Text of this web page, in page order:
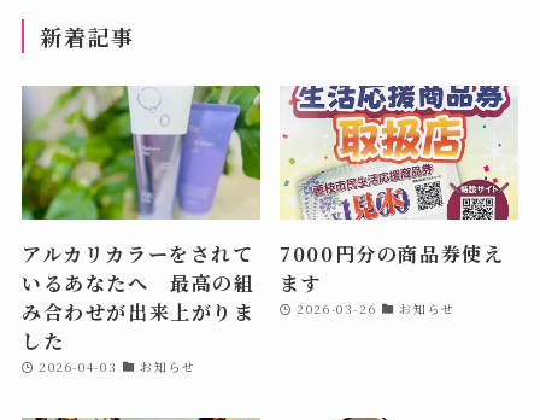
新着記事
アルカリカラーをされて
いるあなたへ 最高の組
み合わせが出来上がりま
した
2026-04-03 お知らせ
7000円分の商品券使え
ます
2026-03-26 お知らせ